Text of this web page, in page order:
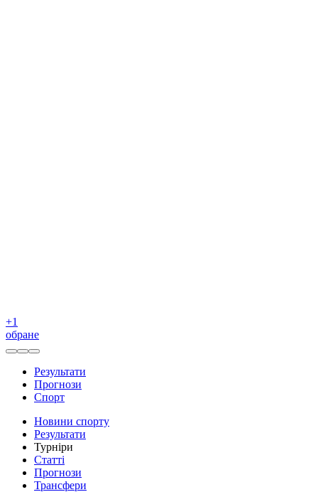
+1
обране
Результати
Прогнози
Спорт
Новини спорту
Результати
Турніри
Статті
Прогнози
Трансфери